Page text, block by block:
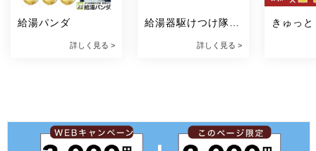
給湯パンダ
詳しく見る >
給湯器駆けつけ隊
詳しく見る >
きゅっと